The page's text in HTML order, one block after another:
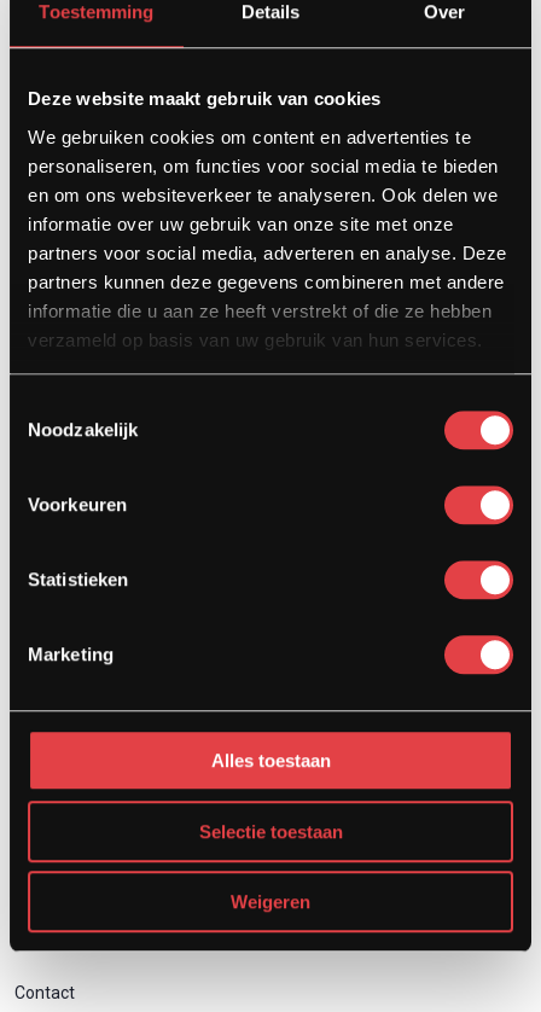
Toestemming Details Over
Deze website maakt gebruik van cookies
We gebruiken cookies om content en advertenties te
personaliseren, om functies voor social media te bieden
en om ons websiteverkeer te analyseren. Ook delen we
informatie over uw gebruik van onze site met onze
partners voor social media, adverteren en analyse. Deze
partners kunnen deze gegevens combineren met andere
informatie die u aan ze heeft verstrekt of die ze hebben
verzameld op basis van uw gebruik van hun services.
Noodzakelijk
Voorkeuren
Statistieken
Marketing
Alles toestaan
Selectie toestaan
Weigeren
Contact
Kardinaal van Rossumstraat 44-A
5104 HN Dongen
info@stradamotoren.nl
0162 782532
Whatsapp
Diensten
Afspraak showroom
Motor inruilen
Verzekeren
Direct naar
Contact